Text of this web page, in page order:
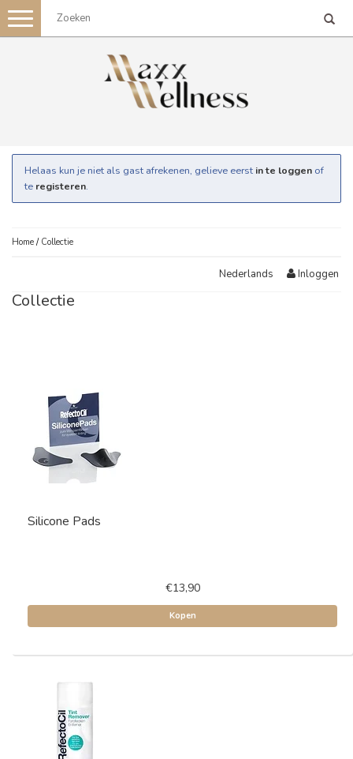
Toggle
navigation
Helaas kun je niet als gast afrekenen, gelieve eerst in te loggen of
te registeren.
Home / Collectie
Nederlands Inloggen
Collectie
Silicone Pads
€13,90
Kopen